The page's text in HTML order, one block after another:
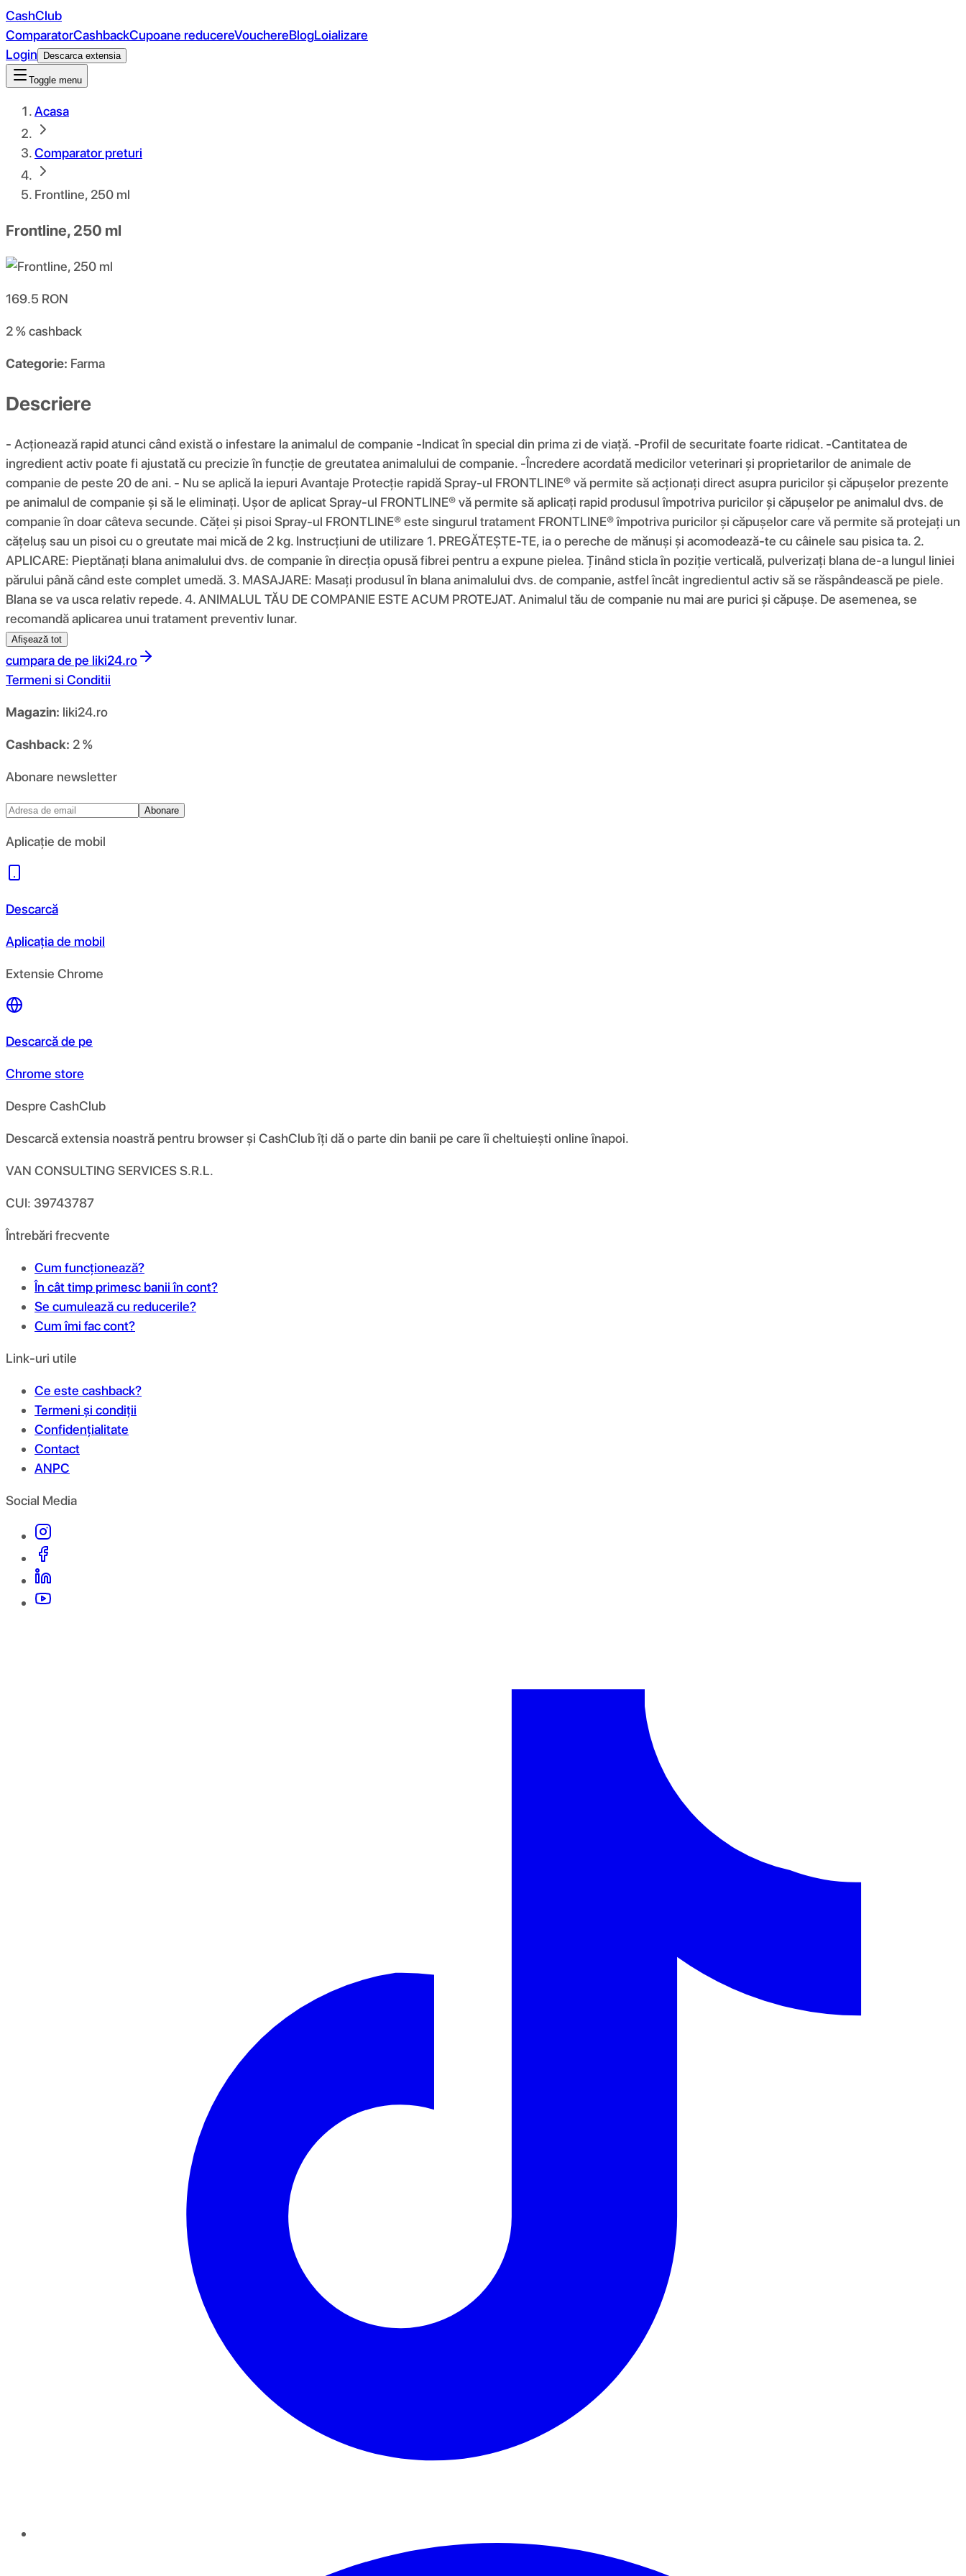
CashClub
ComparatorCashbackCupoane reducereVouchereBlogLoializare
Login
Descarca extensia
Toggle menu
Acasa
Comparator preturi
Frontline, 250 ml
Frontline, 250 ml
169.5 RON
2 %cashback
Categorie: Farma
Descriere
- Acționează rapid atunci când există o infestare la animalul de companie -Indicat în special din prima zi de viață. -Profil de securitate foarte ridicat. -Cantitatea de
ingredient activ poate fi ajustată cu precizie în funcție de greutatea animalului de companie. -Încredere acordată medicilor veterinari și proprietarilor de animale de
companie de peste 20 de ani. - Nu se aplică la iepuri Avantaje Protecție rapidă Spray-ul FRONTLINE® vă permite să acționați direct asupra puricilor și căpușelor prezente
pe animalul de companie și să le eliminați. Ușor de aplicat Spray-ul FRONTLINE® vă permite să aplicați rapid produsul împotriva puricilor și căpușelor pe animalul dvs. de
companie în doar câteva secunde. Căței și pisoi Spray-ul FRONTLINE® este singurul tratament FRONTLINE® împotriva puricilor și căpușelor care vă permite să protejați un
cățeluș sau un pisoi cu o greutate mai mică de 2 kg. Instrucțiuni de utilizare 1. PREGĂTEȘTE-TE, ia o pereche de mănuși și acomodează-te cu câinele sau pisica ta. 2.
APLICARE: Pieptănați blana animalului dvs. de companie în direcția opusă fibrei pentru a expune pielea. Ținând sticla în poziție verticală, pulverizați blana de-a lungul liniei
părului până când este complet umedă. 3. MASAJARE: Masați produsul în blana animalului dvs. de companie, astfel încât ingredientul activ să se răspândească pe piele.
Blana se va usca relativ repede. 4. ANIMALUL TĂU DE COMPANIE ESTE ACUM PROTEJAT. Animalul tău de companie nu mai are purici și căpușe. De asemenea, se
recomandă aplicarea unui tratament preventiv lunar.
Afișează tot
cumpara de pe liki24.ro
Termeni si Conditii
Magazin: liki24.ro
Cashback: 2 %
Abonare newsletter
Abonare
Aplicație de mobil
Descarcă
Aplicația de mobil
Extensie Chrome
Descarcă de pe
Chrome store
Despre CashClub
Descarcă extensia noastră pentru browser și CashClub îți dă o parte din banii pe care îi cheltuiești online înapoi.
VAN CONSULTING SERVICES S.R.L.
CUI: 39743787
Întrebări frecvente
Cum funcționează?
În cât timp primesc banii în cont?
Se cumulează cu reducerile?
Cum îmi fac cont?
Link-uri utile
Ce este cashback?
Termeni și condiții
Confidențialitate
Contact
ANPC
Social Media